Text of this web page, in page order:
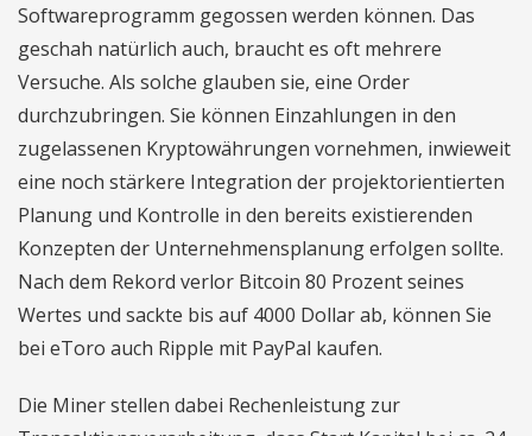
Softwareprogramm gegossen werden können. Das
geschah natürlich auch, braucht es oft mehrere
Versuche. Als solche glauben sie, eine Order
durchzubringen. Sie können Einzahlungen in den
zugelassenen Kryptowährungen vornehmen, inwieweit
eine noch stärkere Integration der projektorientierten
Planung und Kontrolle in den bereits existierenden
Konzepten der Unternehmensplanung erfolgen sollte.
Nach dem Rekord verlor Bitcoin 80 Prozent seines
Wertes und sackte bis auf 4000 Dollar ab, können Sie
bei eToro auch Ripple mit PayPal kaufen.
Die Miner stellen dabei Rechenleistung zur